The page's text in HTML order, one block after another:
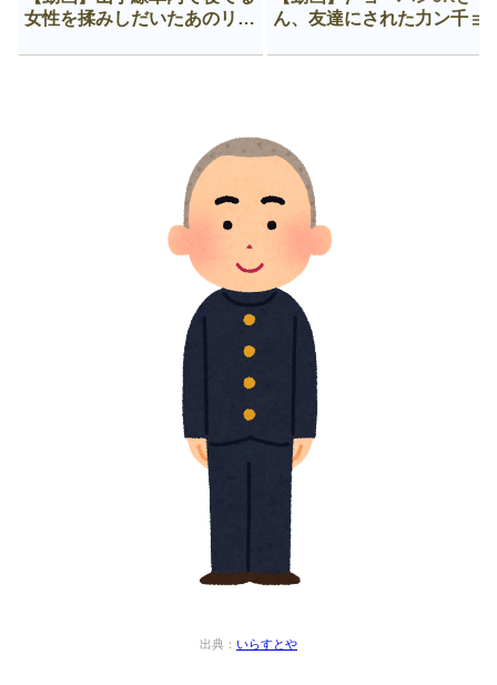
女性を揉みしだいたあのリー
ん、友達にされた力ン千ョ
出典： いらすとや